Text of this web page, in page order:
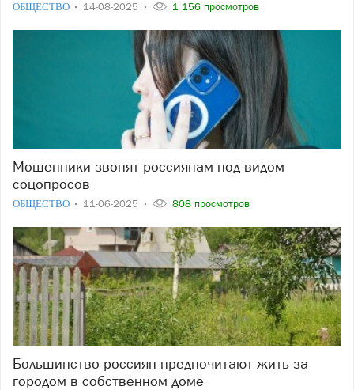
ОБЩЕСТВО 14-08-2025 1 156 просмотров
Мошенники звонят россиянам под видом
соцопросов
ОБЩЕСТВО 11-06-2025 808 просмотров
Большинство россиян предпочитают жить за
городом в собственном доме